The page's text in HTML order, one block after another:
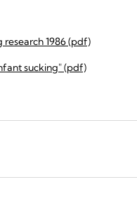
1986 (pdf)
sucking" (pdf)